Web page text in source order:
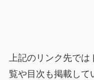
上記のリンク先では
覧や目次も掲載して